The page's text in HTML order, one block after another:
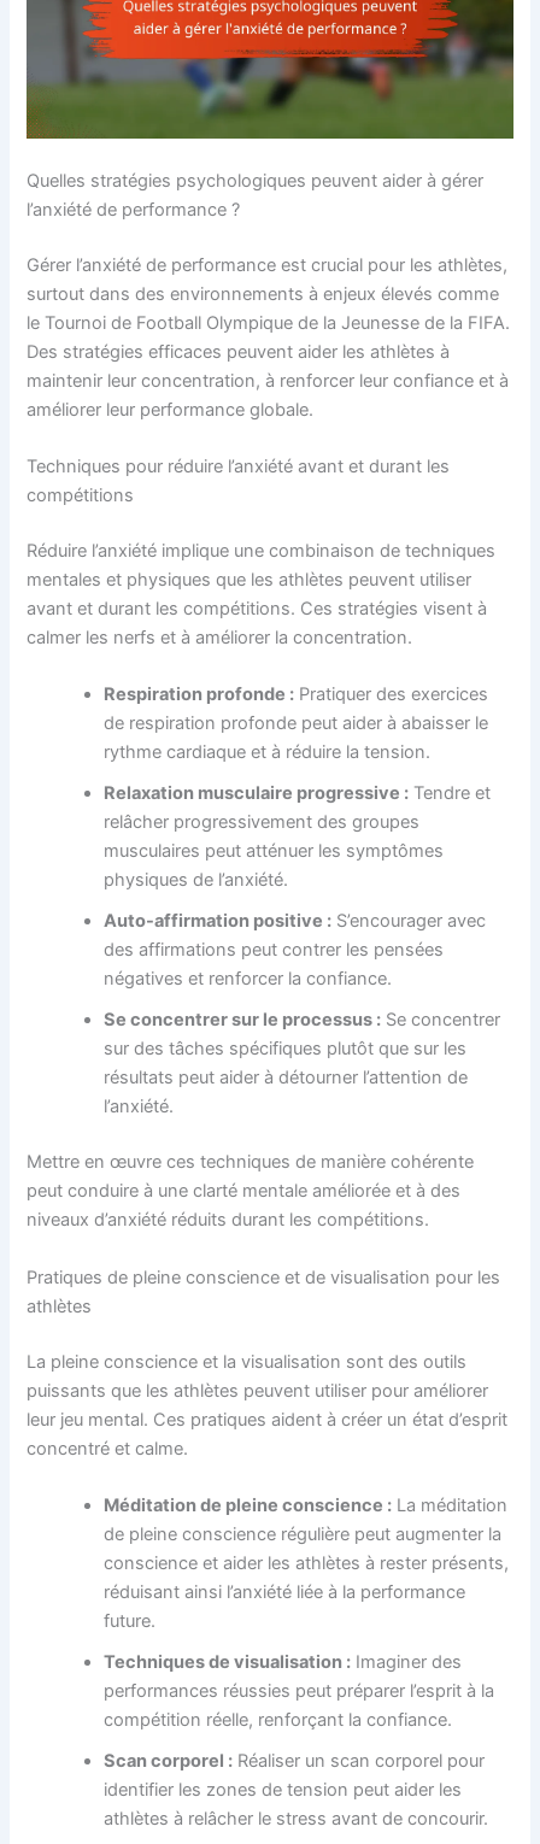
Quelles stratégies psychologiques peuvent aider à gérer
l’anxiété de performance ?
Gérer l’anxiété de performance est crucial pour les athlètes,
surtout dans des environnements à enjeux élevés comme
le Tournoi de Football Olympique de la Jeunesse de la FIFA.
Des stratégies efficaces peuvent aider les athlètes à
maintenir leur concentration, à renforcer leur confiance et à
améliorer leur performance globale.
Techniques pour réduire l’anxiété avant et durant les
compétitions
Réduire l’anxiété implique une combinaison de techniques
mentales et physiques que les athlètes peuvent utiliser
avant et durant les compétitions. Ces stratégies visent à
calmer les nerfs et à améliorer la concentration.
Respiration profonde : Pratiquer des exercices
de respiration profonde peut aider à abaisser le
rythme cardiaque et à réduire la tension.
Relaxation musculaire progressive : Tendre et
relâcher progressivement des groupes
musculaires peut atténuer les symptômes
physiques de l’anxiété.
Auto-affirmation positive : S’encourager avec
des affirmations peut contrer les pensées
négatives et renforcer la confiance.
Se concentrer sur le processus : Se concentrer
sur des tâches spécifiques plutôt que sur les
résultats peut aider à détourner l’attention de
l’anxiété.
Mettre en œuvre ces techniques de manière cohérente
peut conduire à une clarté mentale améliorée et à des
niveaux d’anxiété réduits durant les compétitions.
Pratiques de pleine conscience et de visualisation pour les
athlètes
La pleine conscience et la visualisation sont des outils
puissants que les athlètes peuvent utiliser pour améliorer
leur jeu mental. Ces pratiques aident à créer un état d’esprit
concentré et calme.
Méditation de pleine conscience : La méditation
de pleine conscience régulière peut augmenter la
conscience et aider les athlètes à rester présents,
réduisant ainsi l’anxiété liée à la performance
future.
Techniques de visualisation : Imaginer des
performances réussies peut préparer l’esprit à la
compétition réelle, renforçant la confiance.
Scan corporel : Réaliser un scan corporel pour
identifier les zones de tension peut aider les
athlètes à relâcher le stress avant de concourir.